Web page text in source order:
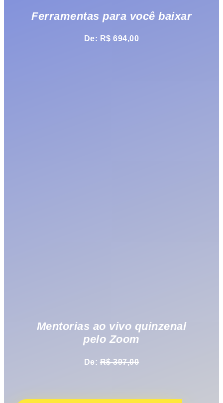
Ferramentas para você baixar
De:R$ 694,00
Mentorias ao vivo quinzenal
pelo Zoom
De: R$ 397,00